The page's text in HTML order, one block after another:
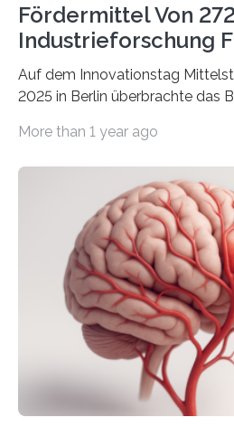
Fördermittel Von
Industrieforschung
Auf dem Innovationstag
2025 in Berlin überbrachte das
Überplanmäßige
Woche vom
anderem zur Unterstützung der
Industrieforschungsprogramme
Gemeinschaftsforschung (IGF),
Innovationsprogramm
Innovationskompetenz INNO-
Innovationstag Mittelstand 2025
Berlin überbrachte das
Wirtschaft und Energie eine
Überplanmäßige
More than 1 year ago